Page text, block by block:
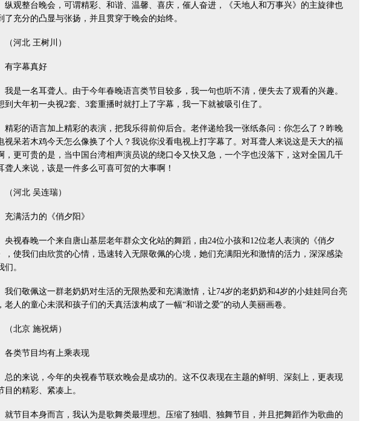
整台晚会，可谓精彩、和谐、温馨、喜庆，催人奋进，《天地人和万事兴》的主旋律也
了充分的凸显与张扬，并且贯穿于晚会的始终。
河北 王树川）
字幕真好
一名耳聋人。由于今年春晚语言类节目较多，我一句也听不清，便失去了观看的兴趣。
到大年初一央视2套、3套重播时就打上了字幕，我一下就被吸引住了。
的语言加上精彩的表演，把我乐得前仰后合。老伴递给我一张纸条问：你怎么了？昨晚
视呆若木鸡今天怎么像换了个人？我说你没看电视上打字幕了。对耳聋人来说这是天大的福
，更可贵的是，当中国台湾相声演员说的绕口令又快又急，一个字也没落下，这对全国几千
聋人来说，该是一件多么可喜可贺的大事啊！
河北 吴连瑞）
满活力的《俏夕阳》
春晚一个来自唐山基层老年群众文化站的舞蹈，由24位小孩和12位老人表演的《俏夕
，使我们由欣赏的心情，迅速转入无限敬佩的心境，她们充满阳光和激情的活力，深深感染
们。
敬佩这一群老奶奶对生活的无限热爱和充满激情，让74岁的老奶奶和4岁的小娃娃同台亮
老人的童心未泯和孩子们的天真活泼构成了一幅“和谐之爱”的动人美丽画卷。
北京 施祝炳）
类节目均有上乘表现
来说，今年的央视春节联欢晚会是成功的。这不仅表现在主题的鲜明、深刻上，更表现
目的精彩、紧凑上。
目本身而言，我认为是歌舞类最理想。压缩了独唱、独舞节目，并且把舞蹈作为歌曲的